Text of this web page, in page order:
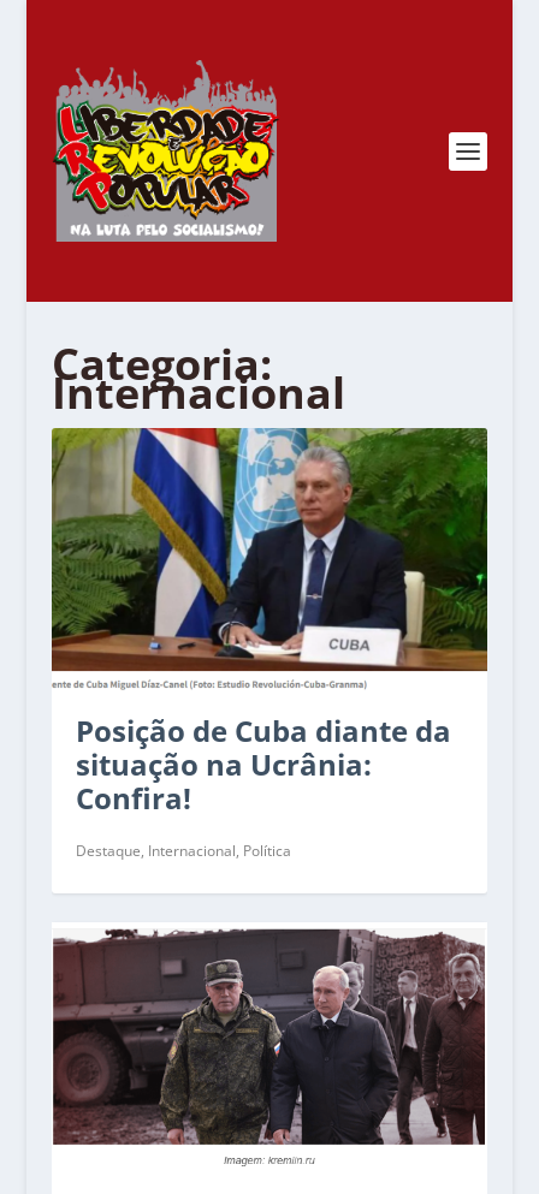
Categoria:
Internacional
Posição de Cuba diante da
situação na Ucrânia:
Confira!
Destaque, Internacional, Política